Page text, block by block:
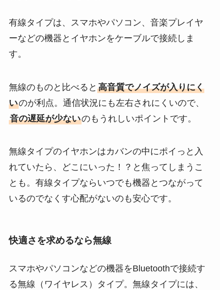
有線タイプは、スマホやパソコン、音楽プレイヤ
ーなどの機器とイヤホンをケーブルで接続しま
す。
無線のものと比べると 高音質でノイズが入りにく
いのが利点。通信状況にも左右されにくいので、
音の遅延が少ないのもうれしいポイントです。
無線タイプのイヤホンはカバンの中にポイっと入
れていたら、どこにいった！？と焦ってしまうこ
とも。有線タイプならいつでも機器とつながって
いるのでなくす心配がないのも安心です。
快適さを求めるなら無線
スマホやパソコンなどの機器をBluetoothで接続す
る無線（ワイヤレス）タイプ。無線タイプには、